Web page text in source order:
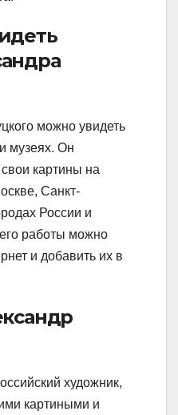
можно увидеть
музеях. Он
картины на
Санкт-
России и
работы можно
и добавить их в
художник,
картиными и